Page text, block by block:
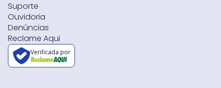
Suporte
Ouvidoria
Denúncias
Reclame Aqui
Verificada por